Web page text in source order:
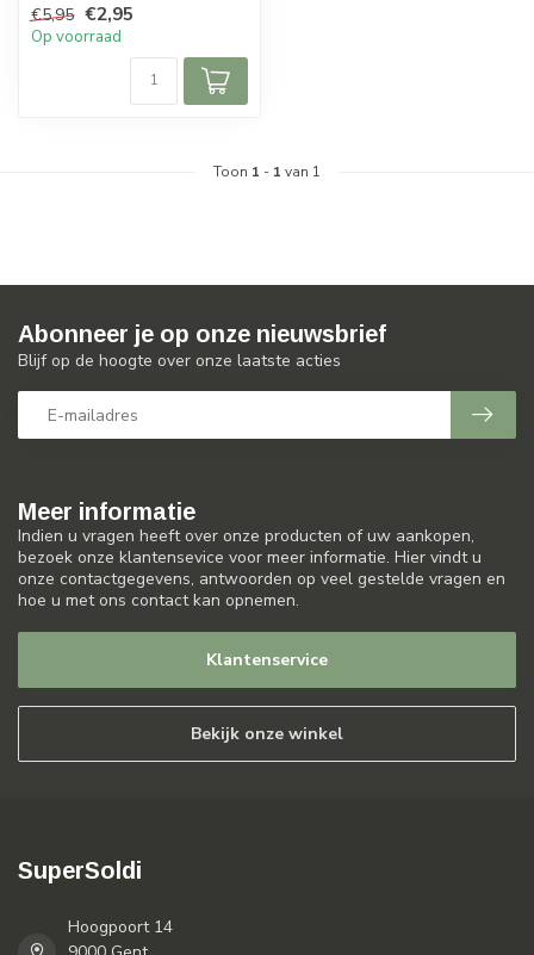
€5,95 €2,95
Op voorraad
Toon 1 - 1 van 1
Meer informatie
Indien u vragen heeft over onze producten of uw aankopen,
bezoek onze klantensevice voor meer informatie. Hier vindt u
onze contactgegevens, antwoorden op veel gestelde vragen en
hoe u met ons contact kan opnemen.
Klantenservice
Bekijk onze winkel
Abonneer je op onze nieuwsbrief
Blijf op de hoogte over onze laatste acties
SuperSoldi
Hoogpoort 14